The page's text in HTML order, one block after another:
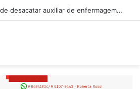
Homem é acusado de desacatar auxiliar de enfermagem no Hospital Regional de Vilhena